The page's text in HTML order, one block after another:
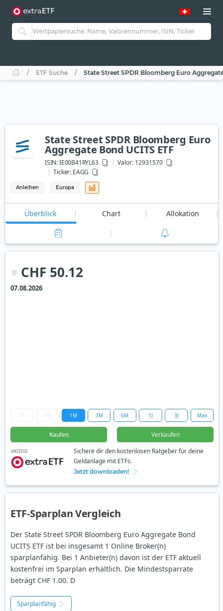
ETF Suche State Street SPDR Bloomberg Euro
State Street SPDR Bloomberg Euro
Aggregate Bond UCITS ETF
ISIN:IE00B41RYL63
Valor: 12931570
Ticker: EAGG
Anleihen Europa
Überblick Chart Allokation
CHF 50.12
07.08.2026
1M 3M 6M 1J 3J Max
Kaufen Verkaufen
ANZEIGE
Sichere dir den kostenlosen Ratgeber für deine
Geldanlage mit ETFs.
Jetzt downloaden!
ETF-Sparplan Vergleich
Der State Street SPDR Bloomberg Euro Aggregate Bond
UCITS ETF ist bei insgesamt 1 Online Broker(n)
sparplanfähig. Bei 1 Anbieter(n) davon ist der ETF aktuell
kostenfrei im Sparplan erhältlich. Die Mindestsparrate
beträgt CHF 1.00. D
Sparplanfähig